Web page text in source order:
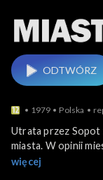
ODTWÓRZ
1979 Polska
Utrata przez
miasta. W opinii
jest zaniedbany,
więcej